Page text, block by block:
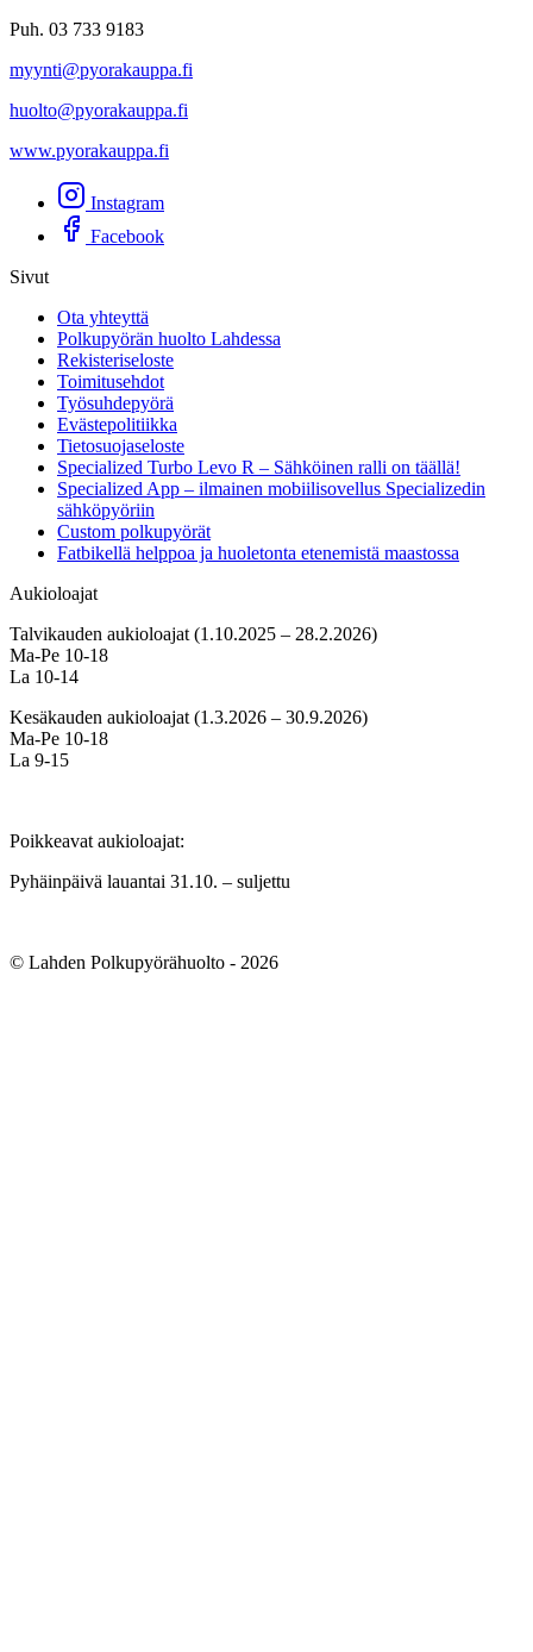
Puh. 03 733 9183
myynti@pyorakauppa.fi
huolto@pyorakauppa.fi
www.pyorakauppa.fi
Instagram
Facebook
Sivut
Ota yhteyttä
Polkupyörän huolto Lahdessa
Rekisteriseloste
Toimitusehdot
Työsuhdepyörä
Evästepolitiikka
Tietosuojaseloste
Specialized Turbo Levo R – Sähköinen ralli on täällä!
Specialized App – ilmainen mobiilisovellus Specializedin
sähköpyöriin
Custom polkupyörät
Fatbikellä helppoa ja huoletonta etenemistä maastossa
Aukioloajat
Talvikauden aukioloajat (1.10.2025 – 28.2.2026)
Ma-Pe 10-18
La 10-14
Kesäkauden aukioloajat (1.3.2026 – 30.9.2026)
Ma-Pe 10-18
La 9-15
Poikkeavat aukioloajat:
Pyhäinpäivä lauantai 31.10. – suljettu
© Lahden Polkupyörähuolto - 2026